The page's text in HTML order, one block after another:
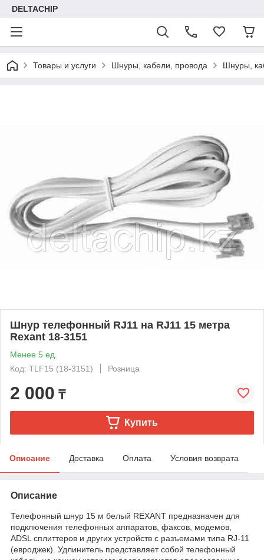
DELTACHIP
Товары и услуги Шнуры, кабели, провода Шнyры,
Шнур телефонный RJ11 на RJ11 15 метра
Rexant 18-3151
Менее 5 ед.
Код: TLF15 (18-3151)
Розница
2 000 ₸
Купить
Описание Доставка Оплата Условия возврата
Описание
Телефонный шнур 15 м белый REXANT предназначен для
подключения телефонных аппаратов, факсов, модемов,
ADSL сплиттеров и других устройств с разъемами типа RJ-11
(евроджек). Удлинитель представляет собой телефонный